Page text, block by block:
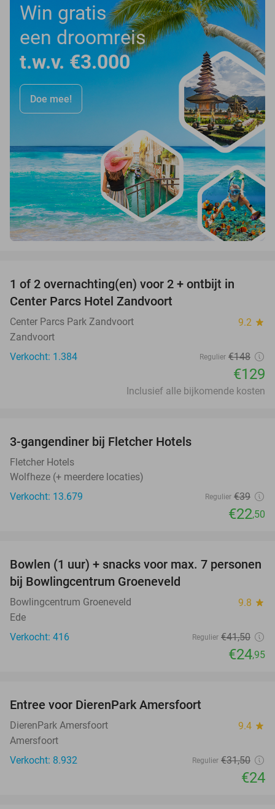
Win gratis
een droomreis
t.w.v. €3.000
Doe mee!
1 of 2 overnachting(en) voor 2 + ontbijt in
Center Parcs Hotel Zandvoort
Center Parcs Park Zandvoort 9.2 star
Zandvoort
Verkocht: 1.384
Regulier €148
€129
Inclusief alle bijkomende kosten
3-gangendiner bij Fletcher Hotels
Fletcher Hotels
Wolfheze (+ meerdere locaties)
Verkocht: 13.679
Regulier €39
€22,50
40%
Bowlen (1 uur) + snacks voor max. 7 personen
bij Bowlingcentrum Groeneveld
Bowlingcentrum Groeneveld 9.8 star
Ede
Verkocht: 416
Regulier €41,50
€24,95
Entree voor DierenPark Amersfoort
DierenPark Amersfoort 9.4 star
Amersfoort
Verkocht: 8.932
Regulier €31,50
€24